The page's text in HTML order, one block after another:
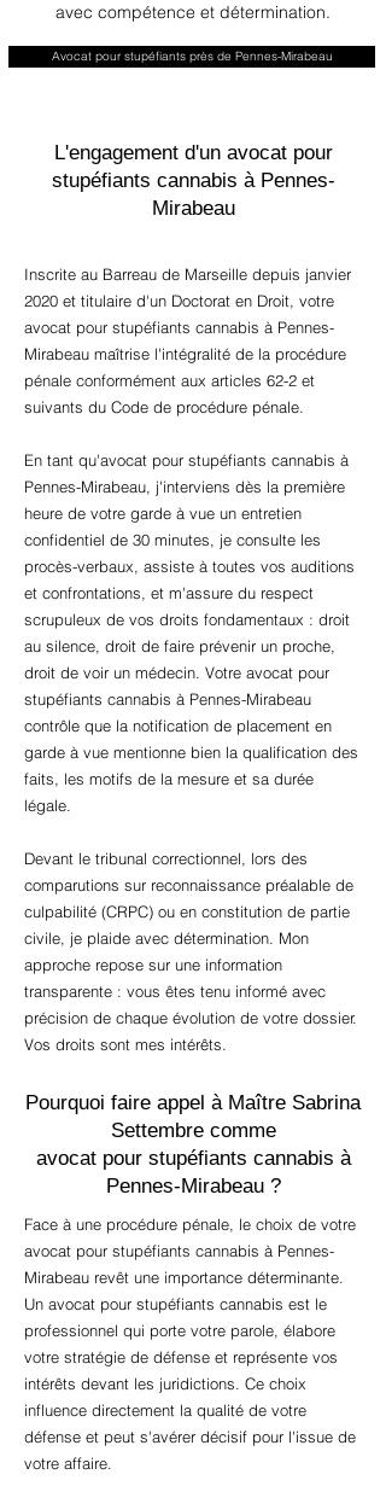
avec compétence et détermination.
Avocat pour stupéfiants près de Pennes-Mirabeau
L'engagement d'un avocat pour
stupéfiants cannabis à Pennes-
Mirabeau
Inscrite au Barreau de Marseille depuis janvier
2020 et titulaire d'un Doctorat en Droit, votre
avocat pour stupéfiants cannabis à Pennes-
Mirabeau maîtrise l'intégralité de la procédure
pénale conformément aux articles 62-2 et
suivants du Code de procédure pénale.
En tant qu'avocat pour stupéfiants cannabis à
Pennes-Mirabeau, j'interviens dès la première
heure de votre garde à vue un entretien
confidentiel de 30 minutes, je consulte les
procès-verbaux, assiste à toutes vos auditions
et confrontations, et m'assure du respect
scrupuleux de vos droits fondamentaux : droit
au silence, droit de faire prévenir un proche,
droit de voir un médecin. Votre avocat pour
stupéfiants cannabis à Pennes-Mirabeau
contrôle que la notification de placement en
garde à vue mentionne bien la qualification des
faits, les motifs de la mesure et sa durée
légale.
Devant le tribunal correctionnel, lors des
comparutions sur reconnaissance préalable de
culpabilité (CRPC) ou en constitution de partie
civile, je plaide avec détermination. Mon
approche repose sur une information
transparente : vous êtes tenu informé avec
précision de chaque évolution de votre dossier.
Vos droits sont mes intérêts.
Pourquoi faire appel à Maître Sabrina
Settembre comme
avocat pour stupéfiants cannabis à
Pennes-Mirabeau ?
Face à une procédure pénale, le choix de votre
avocat pour stupéfiants cannabis à Pennes-
Mirabeau revêt une importance déterminante.
Un avocat pour stupéfiants cannabis est le
professionnel qui porte votre parole, élabore
votre stratégie de défense et représente vos
intérêts devant les juridictions. Ce choix
influence directement la qualité de votre
défense et peut s'avérer décisif pour l'issue de
votre affaire.